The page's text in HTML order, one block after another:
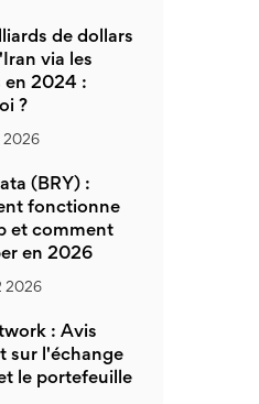
de dollars
via les
en 2024 :
?
2026
(BRY) :
fonctionne
et comment
en 2026
2026
: Avis
sur l'échange
le portefeuille